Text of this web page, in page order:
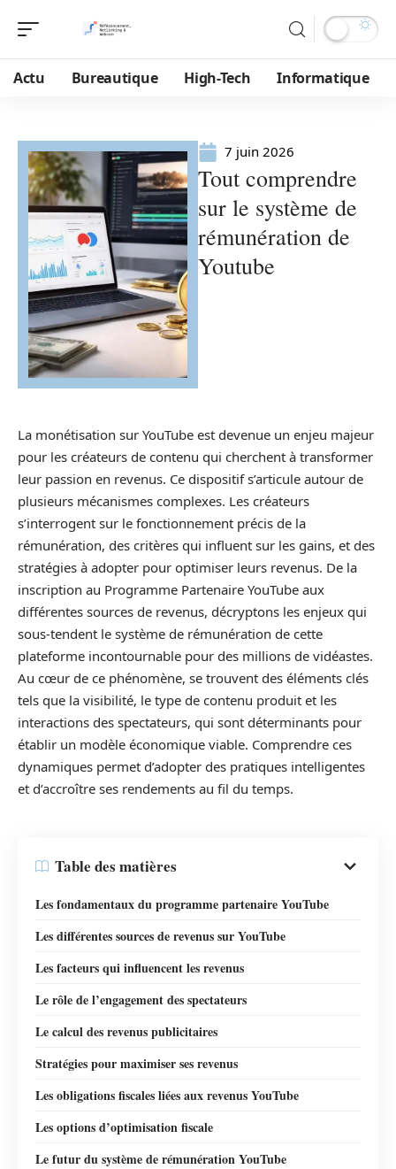
Actu Bureautique High-Tech Informatique
7 juin 2026
Tout comprendre
sur le système de
rémunération de
Youtube
La monétisation sur YouTube est devenue un enjeu majeur
pour les créateurs de contenu qui cherchent à transformer
leur passion en revenus. Ce dispositif s’articule autour de
plusieurs mécanismes complexes. Les créateurs
s’interrogent sur le fonctionnement précis de la
rémunération, des critères qui influent sur les gains, et des
stratégies à adopter pour optimiser leurs revenus. De la
inscription au Programme Partenaire YouTube aux
différentes sources de revenus, décryptons les enjeux qui
sous-tendent le système de rémunération de cette
plateforme incontournable pour des millions de vidéastes.
Au cœur de ce phénomène, se trouvent des éléments clés
tels que la visibilité, le type de contenu produit et les
interactions des spectateurs, qui sont déterminants pour
établir un modèle économique viable. Comprendre ces
dynamiques permet d’adopter des pratiques intelligentes
et d’accroître ses rendements au fil du temps.
Table des matières
Les fondamentaux du programme partenaire YouTube
Les différentes sources de revenus sur YouTube
Les facteurs qui influencent les revenus
Le rôle de l’engagement des spectateurs
Le calcul des revenus publicitaires
Stratégies pour maximiser ses revenus
Les obligations fiscales liées aux revenus YouTube
Les options d’optimisation fiscale
Le futur du système de rémunération YouTube